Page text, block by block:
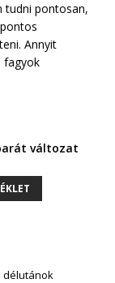
tudni pontosan,
Annyit
fagyok
változat
délutánok